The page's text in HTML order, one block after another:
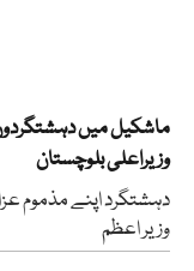
وزیراعلی بلوچستان
دہشتگرد اپنے مذموم
وزیر اعظم